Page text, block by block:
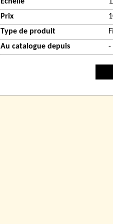
Prix
Type de produit
Au catalogue depuis
-